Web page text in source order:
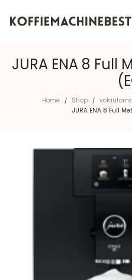
JURA ENA 8
Home / Shop /
JURA ENA 8 Full